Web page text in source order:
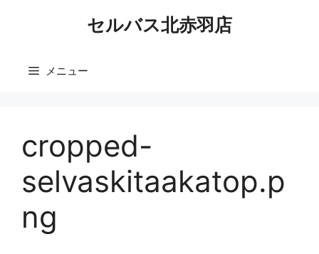
セルバス北赤羽店
メニュー
cropped-
selvaskitaakatop.p
ng